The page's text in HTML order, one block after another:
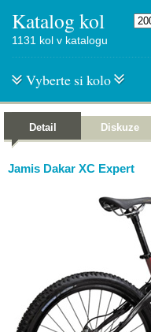
Katalog kol
1131 kol v katalogu
Vyberte si kolo
Detail Diskuze
Jamis Dakar XC Expert